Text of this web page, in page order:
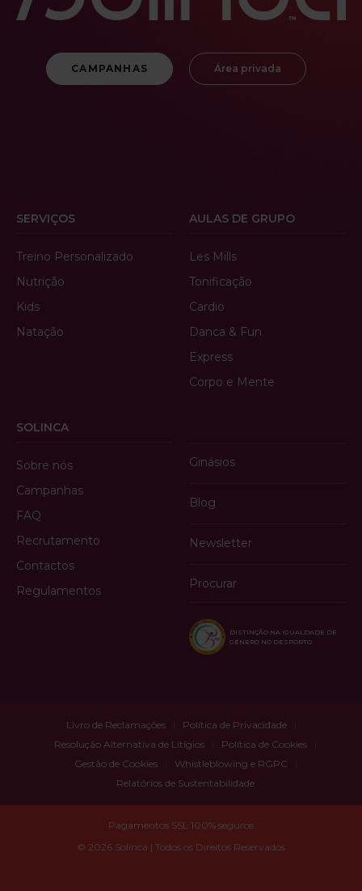
CAMPANHAS Área privada
SERVIÇOS
Treino Personalizado
Nutrição
Kids
Natação
AULAS DE GRUPO
Les Mills
Tonificação
Cardio
Danca & Fun
Express
Corpo e Mente
SOLINCA
Sobre nós
Campanhas
FAQ
Recrutamento
Contactos
Regulamentos
Ginásios
Blog
Newsletter
Procurar
DISTINÇÃO NA IGUALDADE DE
GÉNERO NO DESPORTO
Livro de Reclamações
Política de Privacidade
Resolução Alternativa de Litígios
Política de Cookies
Gestão de Cookies
Whistleblowing e RGPC
Relatórios de Sustentabilidade
© 2026 Solinca | Todos os Direitos Reservados
Pagamentos SSL 100% seguros